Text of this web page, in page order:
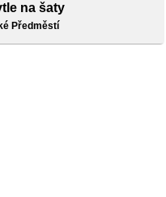
na šaty
Předměstí